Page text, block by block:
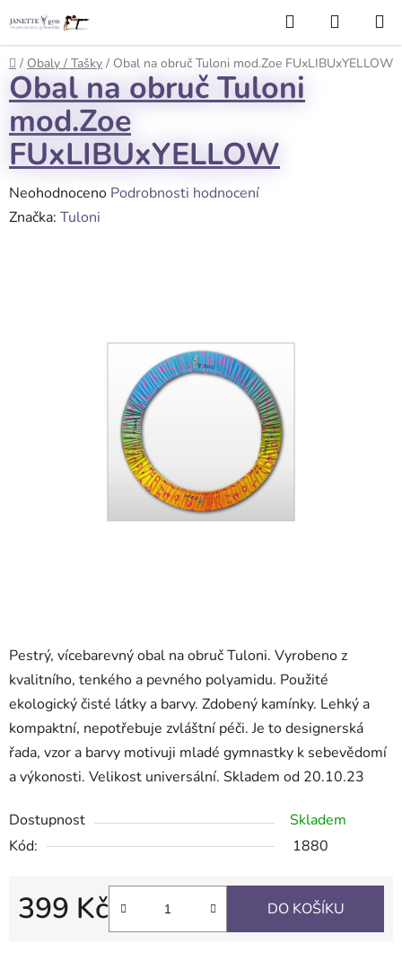
na
obsah
Hledat
KOŠÍK
Domů
/ Obaly / Tašky / Obal na obruč Tuloni mod.Zoe FUxLIBUxYELLOW
Pestrý, vícebarevný obal na obruč Tuloni. Vyrobeno z
kvalitního, tenkého a pevného polyamidu. Použité
ekologický čisté látky a barvy. Zdobený kamínky. Lehký a
kompaktní, nepotřebuje zvláštní péči. Je to designerská
řada, vzor a barvy motivuji mladé gymnastky k sebevědomí
a výkonosti. Velikost universální. Skladem od 20.10.23
Dostupnost
Skladem
Kód:
1880
399 Kč DO KOŠÍKU
Obal na obruč Tuloni
mod.Zoe
FUxLIBUxYELLOW
Průměrné
hodnocení
Neohodnoceno Podrobnosti hodnocení
Značka: Tuloni